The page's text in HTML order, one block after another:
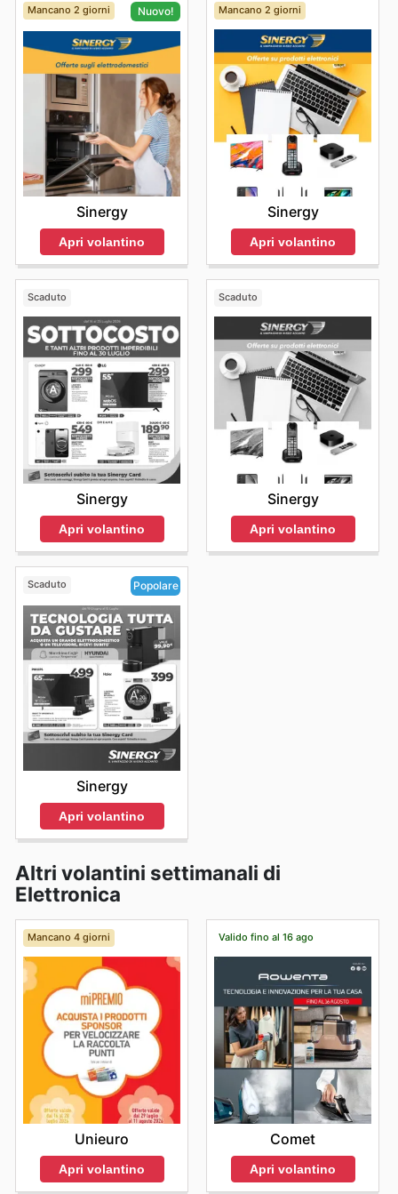
Mancano 2 giorni Nuovo!
Sinergy
Apri volantino
Mancano 2 giorni
Sinergy
Apri volantino
Scaduto
Sinergy
Apri volantino
Scaduto
Sinergy
Apri volantino
Scaduto Popolare
Sinergy
Apri volantino
Altri volantini settimanali di
Elettronica
Mancano 4 giorni
Unieuro
Apri volantino
Valido fino al 16 ago
Comet
Apri volantino